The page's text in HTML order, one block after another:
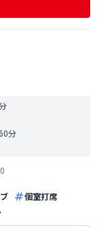
分
0
個室打席